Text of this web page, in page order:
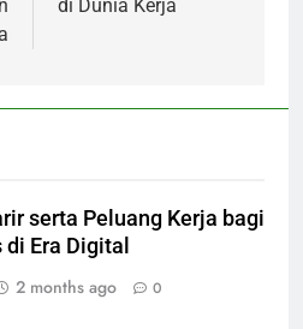
di Dunia Kerja
serta Peluang Kerja bagi
Era Digital
2 months ago 0